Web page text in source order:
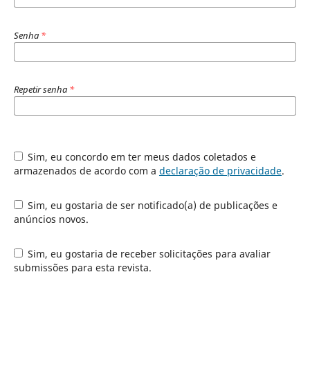
Senha *
Repetir senha *
Sim, eu concordo em ter meus dados coletados e
armazenados de acordo com a declaração de privacidade.
Sim, eu gostaria de ser notificado(a) de publicações e
anúncios novos.
Sim, eu gostaria de receber solicitações para avaliar
submissões para esta revista.